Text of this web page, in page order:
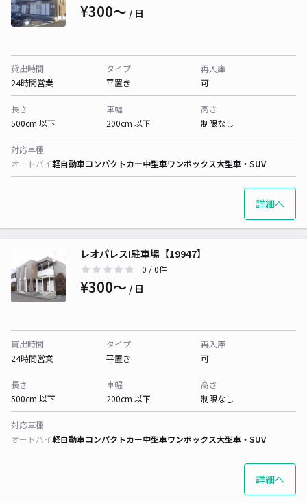
¥300〜 / 日
貸出時間
24時間営業
タイプ
平置き
再入庫
可
長さ
500cm 以下
車幅
200cm 以下
高さ
制限なし
対応車種
オートバイ軽自動車コンパクトカー中型車ワンボックス大型車・SUV
詳細へ
レオパレスI駐車場【19947】
0 / 0件
¥300〜 / 日
貸出時間
24時間営業
タイプ
平置き
再入庫
可
長さ
500cm 以下
車幅
200cm 以下
高さ
制限なし
対応車種
オートバイ軽自動車コンパクトカー中型車ワンボックス大型車・SUV
詳細へ